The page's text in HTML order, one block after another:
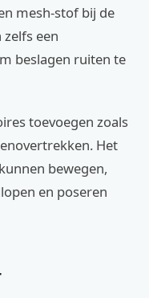
mesh-stof bij de
een
beslagen ruiten te
toevoegen zoals
Het
bewegen,
en poseren